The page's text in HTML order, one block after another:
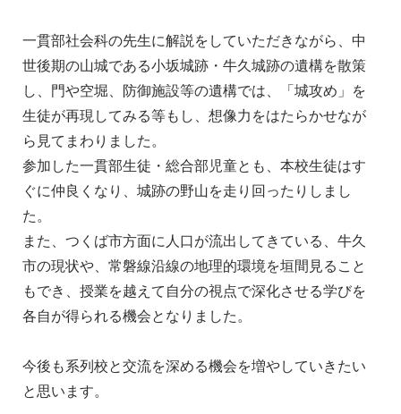
一貫部社会科の先生に解説をしていただきながら、中
世後期の山城である小坂城跡・牛久城跡の遺構を散策
し、門や空堀、防御施設等の遺構では、「城攻め」を
生徒が再現してみる等もし、想像力をはたらかせなが
ら見てまわりました。
参加した一貫部生徒・総合部児童とも、本校生徒はす
ぐに仲良くなり、城跡の野山を走り回ったりしまし
た。
また、つくば市方面に人口が流出してきている、牛久
市の現状や、常磐線沿線の地理的環境を垣間見ること
もでき、授業を越えて自分の視点で深化させる学びを
各自が得られる機会となりました。
今後も系列校と交流を深める機会を増やしていきたい
と思います。